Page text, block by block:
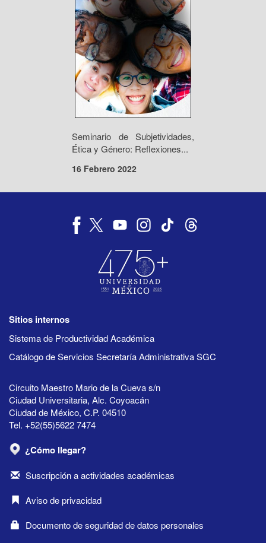
Seminario de Subjetividades,
Ética y Género: Reflexiones...
16 Febrero 2022
Sitios internos
Sistema de Productividad Académica
Catálogo de Servicios Secretaría Administrativa SGC
Circuito Maestro Mario de la Cueva s/n
Ciudad Universitaria, Alc. Coyoacán
Ciudad de México, C.P. 04510
Tel. +52(55)5622 7474
¿Cómo llegar?
Suscripción a actividades académicas
Aviso de privacidad
Documento de seguridad de datos personales